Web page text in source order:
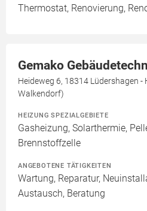
Thermostat, Renovierung,
Gemako
Heideweg 6, 18314 Lüdershagen -
Walkendorf)
HEIZUNG SPEZIALGEBIETE
Gasheizung, Solarthermie,
Brennstoffzelle
ANGEBOTENE TÄTIGKEITEN
Wartung, Reparatur,
Austausch, Beratung